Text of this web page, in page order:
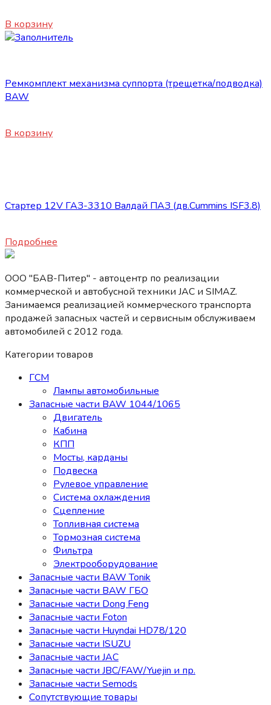
В корзину
Ремкомплект механизма суппорта (трещетка/подводка)
BAW
В корзину
Стартер 12V ГАЗ-3310 Валдай ПАЗ (дв.Cummins ISF3.8)
Подробнее
ООО "БАВ-Питер" - автоцентр по реализации
коммерческой и автобусной техники JAC и SIMAZ.
Занимаемся реализацией коммерческого транспорта
продажей запасных частей и сервисным обслуживаем
автомобилей c 2012 года.
Категории товаров
ГСМ
Лампы автомобильные
Запасные части BAW 1044/1065
Двигатель
Кабина
КПП
Мосты, карданы
Подвеска
Рулевое управление
Система охлаждения
Сцепление
Топливная система
Тормозная система
Фильтра
Электрооборудование
Запасные части BAW Tonik
Запасные части BAW ГБО
Запасные части Dong Feng
Запасные части Foton
Запасные части Huyndai HD78/120
Запасные части ISUZU
Запасные части JAC
Запасные части JBC/FAW/Yuejin и пр.
Запасные части Semods
Сопутствующие товары